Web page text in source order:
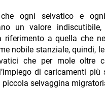
che ogni selvatico e
un valore
riferimento a quella che
nobile stanziale, quindi,
che per mole oltre
di caricamenti più
piccola selvaggina